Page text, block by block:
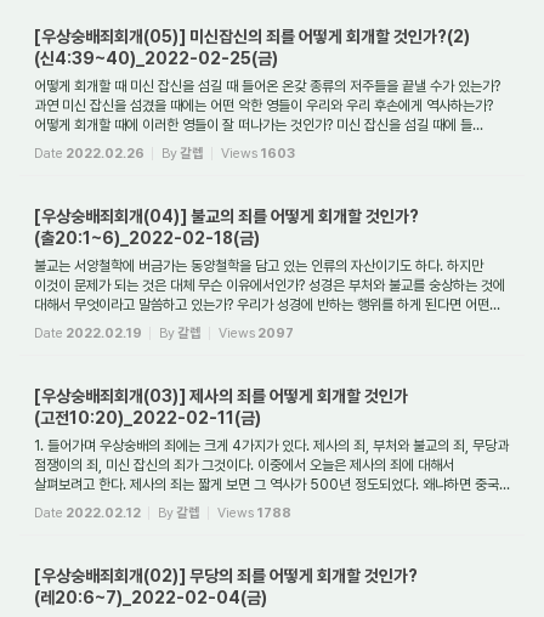
[우상숭배죄회개(05)] 미신잡신의 죄를 어떻게 회개할 것인가?(2)
(신4:39~40)_2022-02-25(금)
어떻게 회개할 때 미신 잡신을 섬길 때 들어온 온갖 종류의 저주들을 끝낼 수가 있는가?
과연 미신 잡신을 섬겼을 때에는 어떤 악한 영들이 우리와 우리 후손에게 역사하는가?
어떻게 회개할 때에 이러한 영들이 잘 떠나가는 것인가? 미신 잡신을 섬길 때에 들...
Date 2022.02.26 By갈렙 Views 1603
[우상숭배죄회개(04)] 불교의 죄를 어떻게 회개할 것인가?
(출20:1~6)_2022-02-18(금)
불교는 서양철학에 버금가는 동양철학을 담고 있는 인류의 자산이기도 하다. 하지만
이것이 문제가 되는 것은 대체 무슨 이유에서인가? 성경은 부처와 불교를 숭상하는 것에
대해서 무엇이라고 말씀하고 있는가? 우리가 성경에 반하는 행위를 하게 된다면 어떤...
Date 2022.02.19 By갈렙 Views 2097
[우상숭배죄회개(03)] 제사의 죄를 어떻게 회개할 것인가
(고전10:20)_2022-02-11(금)
1. 들어가며 우상숭배의 죄에는 크게 4가지가 있다. 제사의 죄, 부처와 불교의 죄, 무당과
점쟁이의 죄, 미신 잡신의 죄가 그것이다. 이중에서 오늘은 제사의 죄에 대해서
살펴보려고 한다. 제사의 죄는 짧게 보면 그 역사가 500년 정도되었다. 왜냐하면 중국...
Date 2022.02.12 By갈렙 Views 1788
[우상숭배죄회개(02)] 무당의 죄를 어떻게 회개할 것인가?
(레20:6~7)_2022-02-04(금)